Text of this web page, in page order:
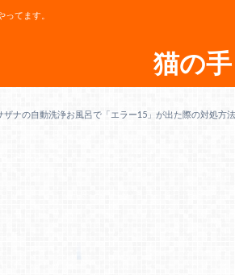
猫の
てます。
ザナの自動洗浄お風呂で「エラー15」が出た際の対処方